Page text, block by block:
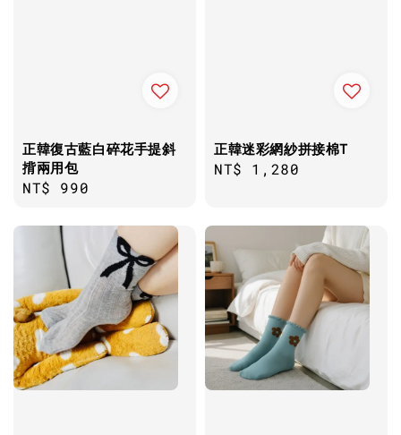
正韓復古藍白碎花手提斜
揹兩用包
Regular
NT$ 990
正韓迷彩網紗拼接棉T
Regular
NT$ 1,280